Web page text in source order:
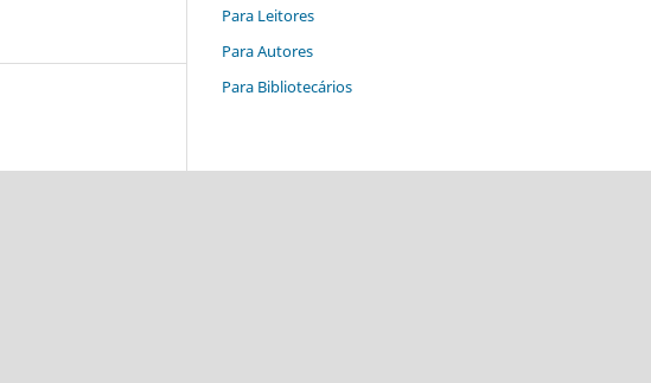
Para Leitores
Para Autores
Para Bibliotecários